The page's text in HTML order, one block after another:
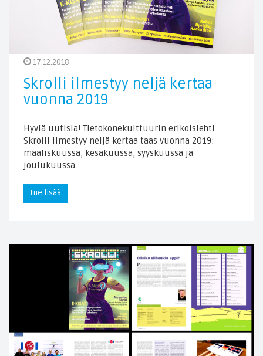
17.12.2018
Skrolli ilmestyy neljä kertaa
vuonna 2019
Hyviä uutisia! Tietokonekulttuurin erikoislehti
Skrolli ilmestyy neljä kertaa taas vuonna 2019:
maaliskuussa, kesäkuussa, syyskuussa ja
joulukuussa.
Lue lisää